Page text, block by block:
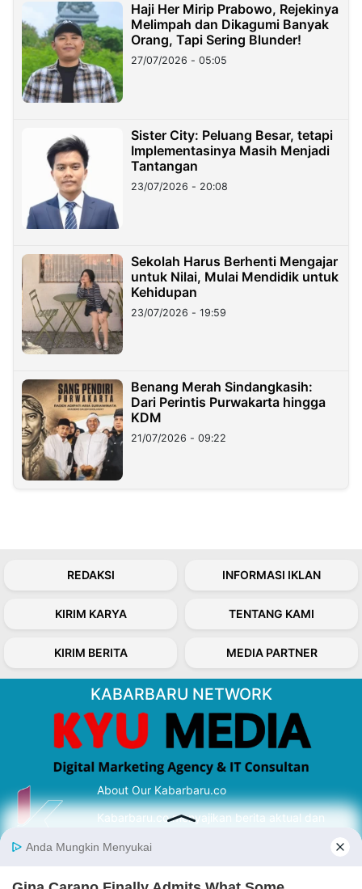
Haji Her Mirip Prabowo, Rejekinya
Melimpah dan Dikagumi Banyak
Orang, Tapi Sering Blunder!
27/07/2026 - 05:05
Sister City: Peluang Besar, tetapi
Implementasinya Masih Menjadi
Tantangan
23/07/2026 - 20:08
Sekolah Harus Berhenti Mengajar
untuk Nilai, Mulai Mendidik untuk
Kehidupan
23/07/2026 - 19:59
Benang Merah Sindangkasih:
Dari Perintis Purwakarta hingga
KDM
21/07/2026 - 09:22
REDAKSI INFORMASI IKLAN
KIRIM KARYA TENTANG KAMI
KIRIM BERITA MEDIA PARTNER
KABARBARU NETWORK
About Our Kabarbaru.co
Kabarbaru.co menyajikan berita aktual dan
serta terverifikasi dari sumber yang tepat.
Follow Kabarbaru